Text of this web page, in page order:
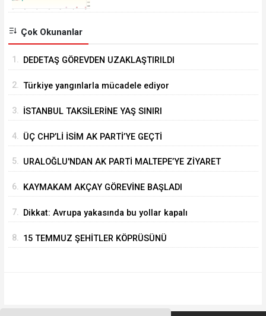
Çok Okunanlar
1. DEDETAŞ GÖREVDEN UZAKLAŞTIRILDI
2. Türkiye yangınlarla mücadele ediyor
3. İSTANBUL TAKSİLERİNE YAŞ SINIRI
4. ÜÇ CHP’Lİ İSİM AK PARTİ’YE GEÇTİ
5. URALOĞLU'NDAN AK PARTİ MALTEPE’YE ZİYARET
6. KAYMAKAM AKÇAY GÖREVİNE BAŞLADI
7. Dikkat: Avrupa yakasında bu yollar kapalı
8. 15 TEMMUZ ŞEHİTLER KÖPRÜSÜNÜ